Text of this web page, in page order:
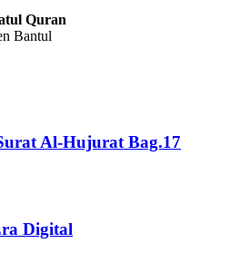
Quran
Bantul
Al-Hujurat Bag.17
Digital